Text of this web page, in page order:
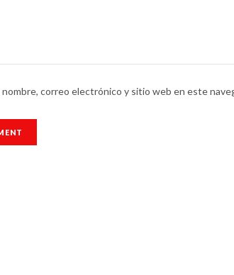
nombre, correo electrónico y sitio web en este